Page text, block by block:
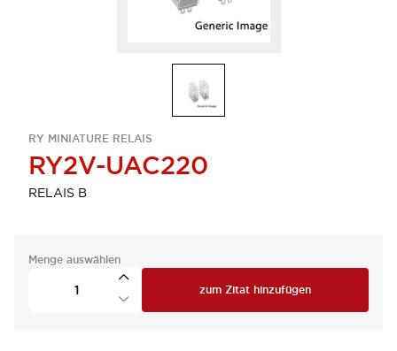
RY MINIATURE RELAIS
RY2V-UAC220
RELAIS B
Menge auswählen
zum Zitat hinzufügen